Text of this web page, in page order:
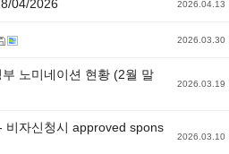
04/2026 2026.04.13
2026.03.30
노미네이션 현황 (2월 말
2026.03.19
비자신청시 approved spons
2026.03.10